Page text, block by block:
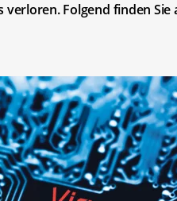
Folgend finden